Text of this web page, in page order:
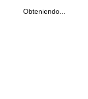
Obteniendo...